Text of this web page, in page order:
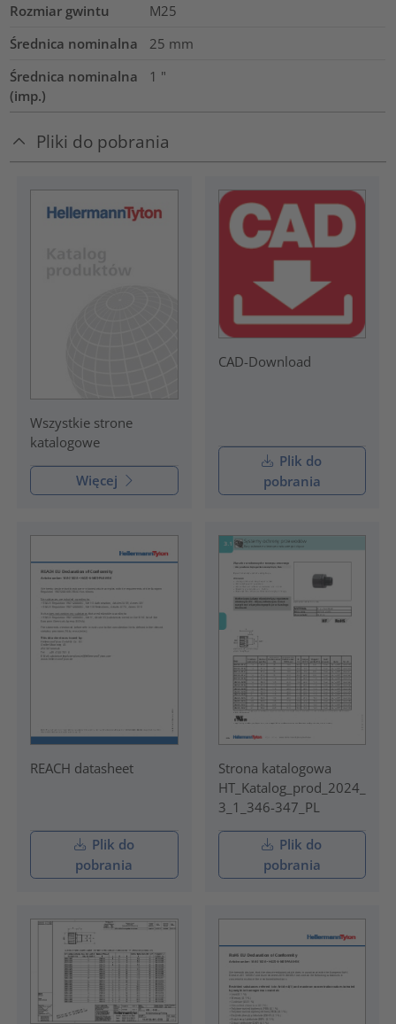
Rozmiar gwintu
M25
Średnica nominalna
25 mm
Średnica nominalna
(imp.)
1 "
Pliki do pobrania
Wszystkie strone
katalogowe
Więcej
CAD-Download
Plik do
pobrania
REACH datasheet
Plik do
pobrania
Strona katalogowa
HT_Katalog_prod_2024_
3_1_346-347_PL
Plik do
pobrania